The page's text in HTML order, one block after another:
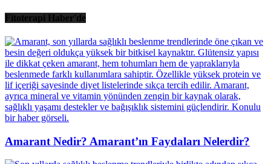
Fitoterapi Haber'de
Amarant Nedir? Amarant’ın Faydaları Nelerdir?